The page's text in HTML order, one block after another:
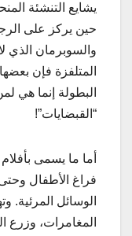
يشايع التنشئة
حين يركز على
والسوبرمان الذي
المتلفزة فإن
البطولة إنما
“القبضايات”!
أما ما يسمى
فراغ الأطفال
الوسائل المرئية.
المغامرات، وزرع